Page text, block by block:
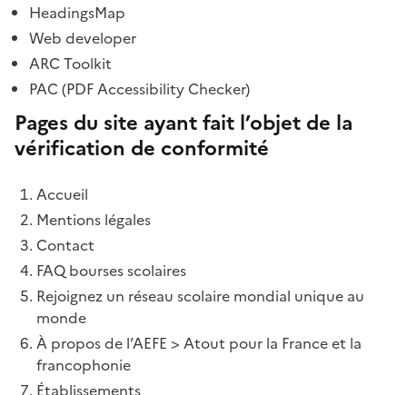
HeadingsMap
Web developer
ARC Toolkit
PAC (PDF Accessibility Checker)
Pages du site ayant fait l’objet de la
vérification de conformité
Accueil
Mentions légales
Contact
FAQ bourses scolaires
Rejoignez un réseau scolaire mondial unique au
monde
À propos de l’AEFE > Atout pour la France et la
francophonie
Établissements